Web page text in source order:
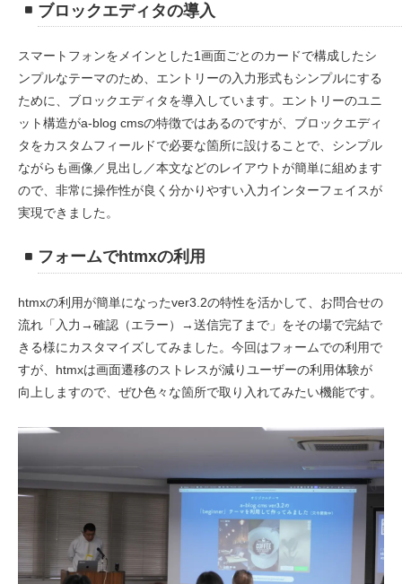
ブロックエディタの導入
スマートフォンをメインとした1画面ごとのカードで構成したシ
ンプルなテーマのため、エントリーの入力形式もシンプルにする
ために、ブロックエディタを導入しています。エントリーのユニ
ット構造がa-blog cmsの特徴ではあるのですが、ブロックエディ
タをカスタムフィールドで必要な箇所に設けることで、シンプル
ながらも画像／見出し／本文などのレイアウトが簡単に組めます
ので、非常に操作性が良く分かりやすい入力インターフェイスが
実現できました。
フォームでhtmxの利用
htmxの利用が簡単になったver3.2の特性を活かして、お問合せの
流れ「入力→確認（エラー）→送信完了まで」をその場で完結で
きる様にカスタマイズしてみました。今回はフォームでの利用で
すが、htmxは画面遷移のストレスが減りユーザーの利用体験が
向上しますので、ぜひ色々な箇所で取り入れてみたい機能です。